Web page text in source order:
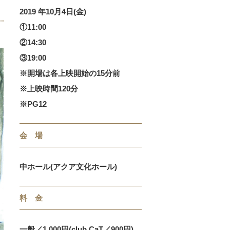
2019 年10月4日(金)
①11:00
②14:30
③19:00
※開場は各上映開始の15分前
※上映時間120分
※PG12
会 場
中ホール(アクア文化ホール)
料 金